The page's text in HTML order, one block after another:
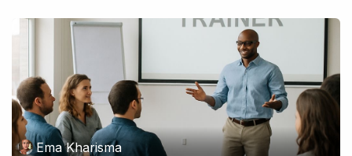
Ema Kharisma